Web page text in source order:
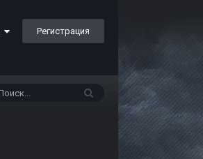
Регистрация